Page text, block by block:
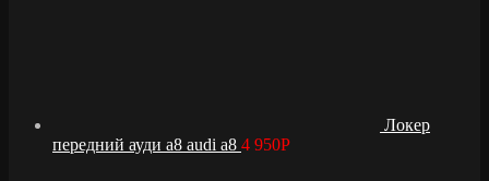
Локер
передний ауди а8 audi a8 4 950Р